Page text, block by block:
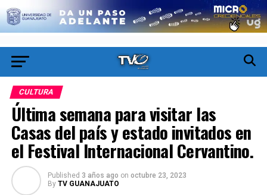
CULTURA
Última semana para visitar las
Casas del país y estado invitados en
el Festival Internacional Cervantino.
Published 3 años ago on octubre 23, 2023
By TV GUANAJUATO